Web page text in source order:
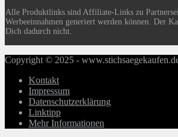
Alle Produktlinks sind Affiliate-Links zu
Werbeeinnahmen generiert werden können. Der
Dich dadurch nicht.
Copyright © 2025 -
Kontakt
Impressum
Datenschutzerklärung
Linktipp
Mehr Informationen